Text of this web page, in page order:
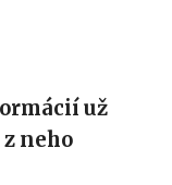
už
neho